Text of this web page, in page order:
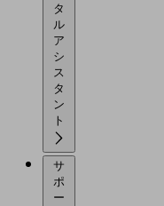
タ
ル
ア
シ
ス
タ
ン
サ
ポ
ー